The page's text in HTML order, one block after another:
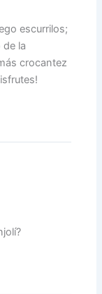
escurrilos;
la
crocantez